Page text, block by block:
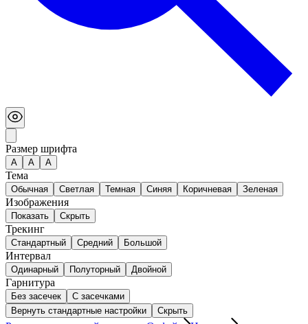
Размер шрифта
А A A
Тема
Обычная Светлая Темная Синяя Коричневая Зеленая
Изображения
Показать Скрыть
Трекинг
Стандартный Средний Большой
Интервал
Одинарный Полуторный Двойной
Гарнитура
Без засечек
С засечками
Вернуть стандартные настройки
Скрыть